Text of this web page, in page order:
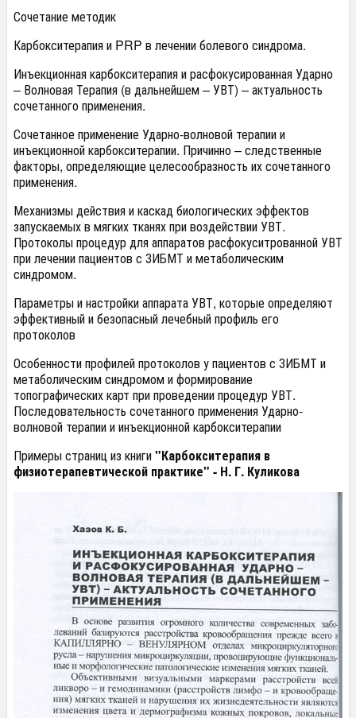
Сочетание методик
Карбокситерапия и PRP в лечении болевого синдрома.
Инъекционная карбокситерапия и расфокусированная Ударно
– Волновая Терапия (в дальнейшем – УВТ) – актуальность
сочетанного применения.
Сочетанное применение Ударно-волновой терапии и
инъекционной карбокситерапии. Причинно – следственные
факторы, определяющие целесообразность их сочетанного
применения.
Механизмы действия и каскад биологических эффектов
запускаемых в мягких тканях при воздействии УВТ.
Протоколы процедур для аппаратов расфокуситрованной УВТ
при лечении пациентов с ЗИБМТ и метаболическим
синдромом.
Параметры и настройки аппарата УВТ, которые определяют
эффективный и безопасный лечебный профиль его
протоколов
Особенности профилей протоколов у пациентов с ЗИБМТ и
метаболическим синдромом и формирование
топографических карт при проведении процедур УВТ.
Последовательность сочетанного применения Ударно-
волновой терапии и инъекционной карбокситерапии
Примеры страниц из книги"Карбокситерапия в
физиотерапевтической практике" - Н. Г. Куликова